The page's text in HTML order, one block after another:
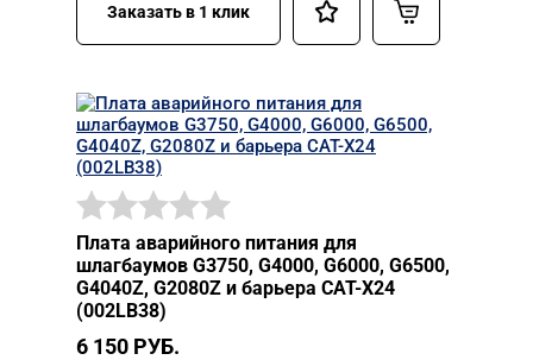
Заказать в 1 клик
Плата аварийного питания для
шлагбаумов G3750, G4000, G6000, G6500,
G4040Z, G2080Z и барьера CAT-X24
(002LB38)
6 150 РУБ.